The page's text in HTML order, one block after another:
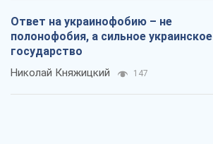
Ответ на украинофобию – не
полонофобия, а сильное украинское
государство
Николай Княжицкий 147